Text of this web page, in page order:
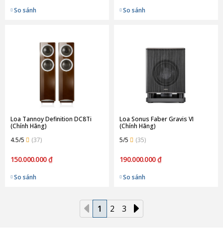
So sánh So sánh
Loa Tannoy Definition DC8Ti
(Chính Hãng)
4.5/5
(37)
150.000.000 ₫
So sánh
Loa Sonus Faber Gravis VI
(Chính Hãng)
5/5
(35)
190.000.000 ₫
So sánh
1 2 3